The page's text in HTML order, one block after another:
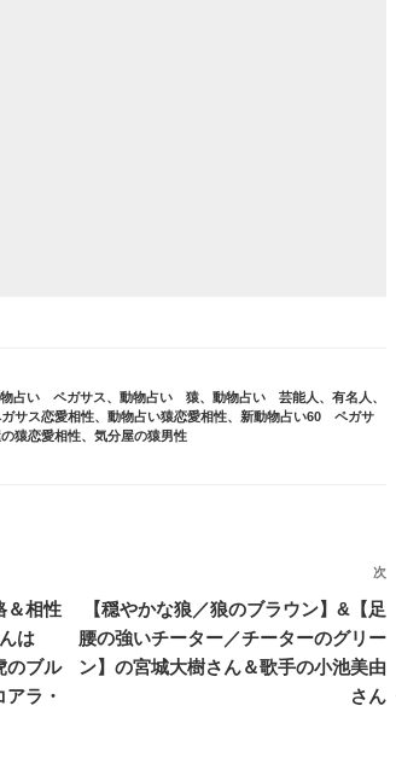
占い ペガサス、 動物占い 猿、 動物占い 芸能人、有名人 、
サス恋愛相性、 動物占い猿恋愛相性、 新動物占い60 ペガサ
猿恋愛相性、 気分屋の猿男性
＆相性
は
のブル
ラ・
次
投
次
【穏やかな狼／狼のブラウン】&【足
腰の強いチーター／チーターのグリー
ン】の宮城大樹さん＆歌手の小池美由
さん